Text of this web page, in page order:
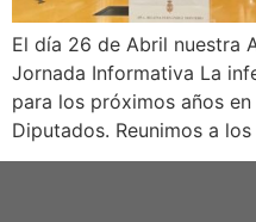
El día 26 de Abril nuestra
Jornada Informativa La
para los próximos años
Diputados. Reunimos a